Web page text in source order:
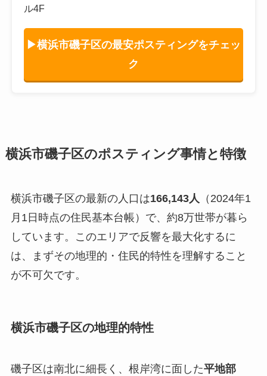
ル4F
▶横浜市磯子区の最安ポスティングをチェッ
ク
横浜市磯子区のポスティング事情と特徴
横浜市磯子区の最新の人口は166,143人
（2024年1
月1日時点の住民基本台帳）で、約8万世帯が暮ら
しています。このエリアで反響を最大化するに
は、まずその地理的・住民的特性を理解すること
が不可欠です。
横浜市磯子区の地理的特性
磯子区は南北に細長く、根岸湾に面した平地部